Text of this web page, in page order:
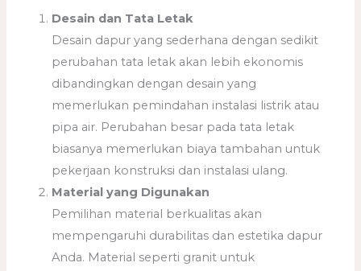
Desain dan Tata Letak
Desain dapur yang sederhana dengan sedikit
perubahan tata letak akan lebih ekonomis
dibandingkan dengan desain yang
memerlukan pemindahan instalasi listrik atau
pipa air. Perubahan besar pada tata letak
biasanya memerlukan biaya tambahan untuk
pekerjaan konstruksi dan instalasi ulang.
Material yang Digunakan
Pemilihan material berkualitas akan
mempengaruhi durabilitas dan estetika dapur
Anda. Material seperti granit untuk